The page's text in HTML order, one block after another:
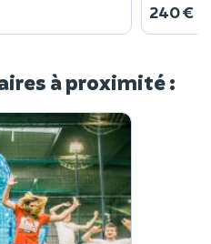
240 €
à proximité :